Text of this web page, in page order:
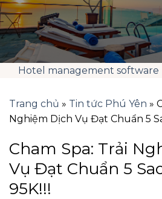
Hotel management software
Trang chủ » Tin tức Phú Yên »
Nghiệm Dịch Vụ Đạt Chuẩn 5
Cham Spa: Trải
Vụ Đạt Chuẩn 5
95K!!!